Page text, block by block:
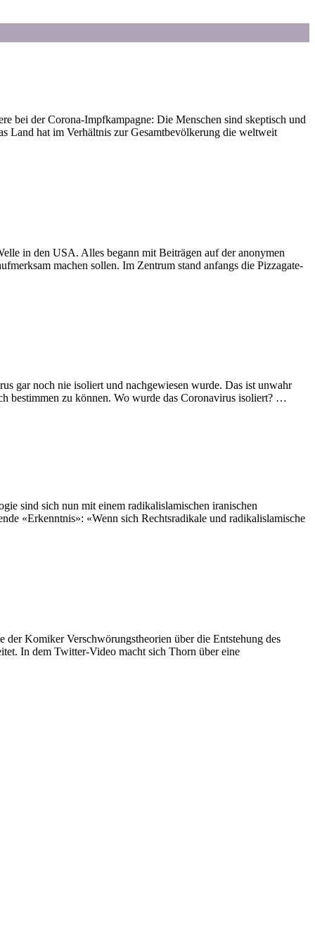
bei der Corona-Impfkampagne: Die Menschen sind skeptisch und
Land hat im Verhältnis zur Gesamtbevölkerung die weltweit
in den USA. Alles begann mit Beiträgen auf der anonymen
machen sollen. Im Zentrum stand anfangs die Pizzagate-
gar noch nie isoliert und nachgewiesen wurde. Das ist unwahr
bestimmen zu können. Wo wurde das Coronavirus isoliert? …
sind sich nun mit einem radikalislamischen iranischen
«Erkenntnis»: «Wenn sich Rechtsradikale und radikalislamische
Komiker Verschwörungstheorien über die Entstehung des
In dem Twitter-Video macht sich Thorn über eine